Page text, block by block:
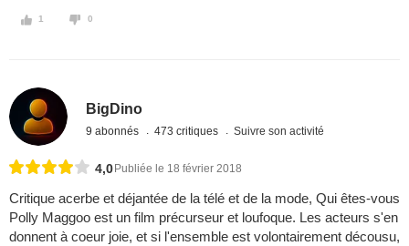
1 0
BigDino
9 abonnés 473 critiques Suivre son activité
4,0 Publiée le 18 février 2018
Critique acerbe et déjantée de la télé et de la mode, Qui êtes-vous
Polly Maggoo est un film précurseur et loufoque. Les acteurs s'en
donnent à coeur joie, et si l'ensemble est volontairement décousu,